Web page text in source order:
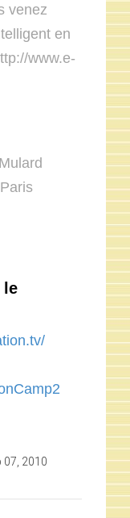
venez
en
www.e-
le
07, 2010